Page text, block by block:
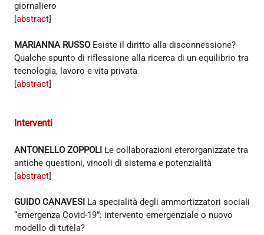
giornaliero
[abstract]
MARIANNA RUSSO Esiste il diritto alla disconnessione?
Qualche spunto di riflessione alla ricerca di un equilibrio tra
tecnologia, lavoro e vita privata
[abstract]
Interventi
ANTONELLO ZOPPOLI Le collaborazioni eterorganizzate tra
antiche questioni, vincoli di sistema e potenzialità
[abstract]
GUIDO CANAVESI La specialità degli ammortizzatori sociali
“emergenza Covid-19”: intervento emergenziale o nuovo
modello di tutela?